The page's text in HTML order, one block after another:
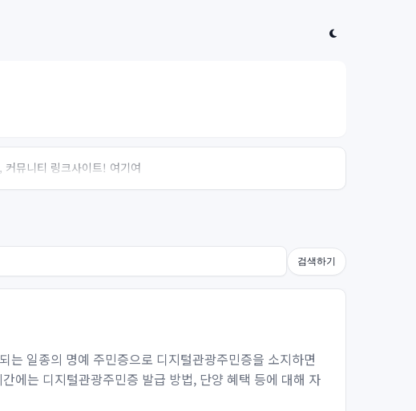
뮤니티 링크사이트! 여기여
검색하기
는 일종의 명예 주민증으로 디지털관광주민증을 소지하면
에는 디지털관광주민증 발급 방법, 단양 혜택 등에 대해 자